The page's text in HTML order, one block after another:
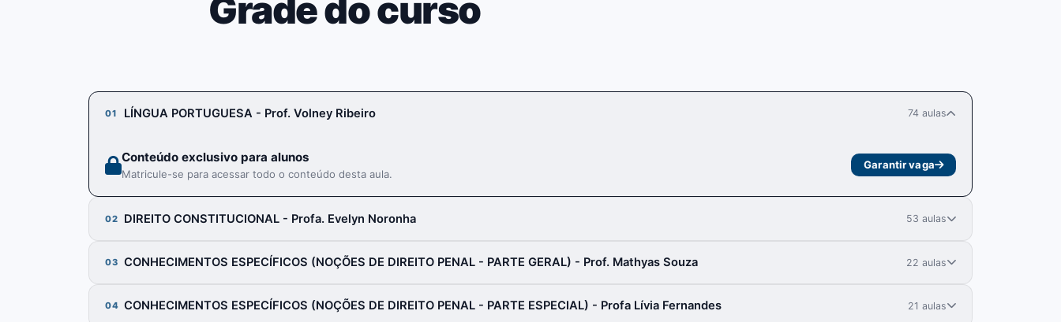
Grade do curso
01 LÍNGUA PORTUGUESA - Prof. Volney Ribeiro 74 aulas
Conteúdo exclusivo para alunos
Matricule-se para acessar todo o conteúdo desta aula.
Garantir vaga
02 DIREITO CONSTITUCIONAL - Profa. Evelyn Noronha 53 aulas
03 CONHECIMENTOS ESPECÍFICOS (NOÇÕES DE DIREITO PENAL - PARTE GERAL) - Prof. Mathyas Souza 22 aulas
04 CONHECIMENTOS ESPECÍFICOS (NOÇÕES DE DIREITO PENAL - PARTE ESPECIAL) - Profa Lívia Fernandes 21 aulas